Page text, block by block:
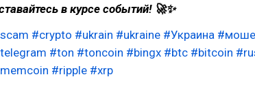
в курсе событий! 🚀✨
#crypto #ukrain #ukraine #Украина
#ton #toncoin #bingx #btc #bitcoin
#ripple #xrp